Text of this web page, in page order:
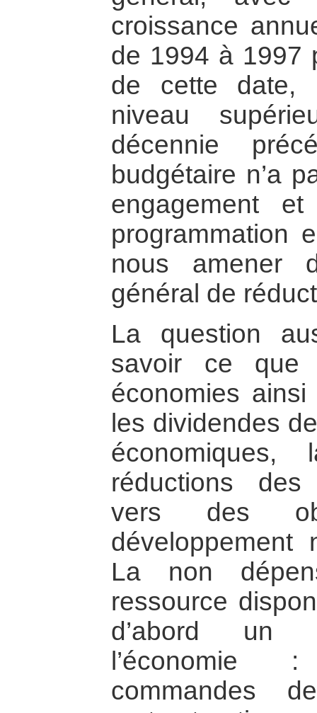
croissance
de 1994 à 1997
de cette date,
niveau
décennie
budgétaire n’a
engagement
programmation
nous amener
général de
La question
savoir ce
économies
les dividendes
réductions des
vers des
développement
La non
ressource
d’abord un
l’économie
commandes